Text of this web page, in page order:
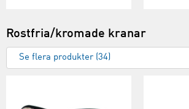
Rostfria/kromade kranar
Se flera produkter (34)